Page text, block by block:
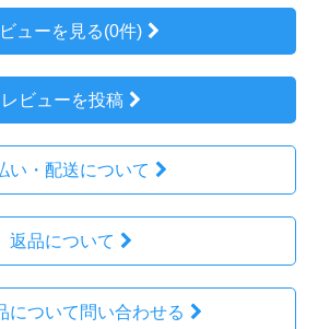
ューを見る(0件)
レビューを投稿
い・配送について
返品について
について問い合わせる